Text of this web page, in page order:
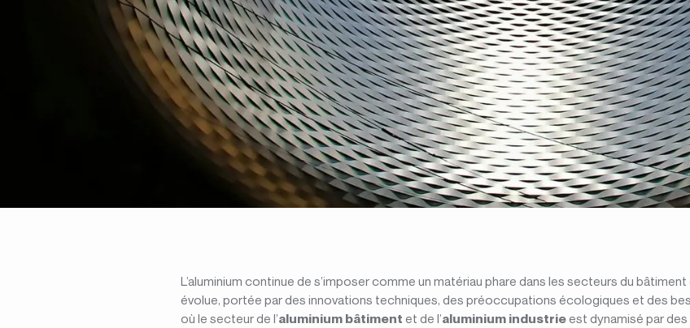
L’aluminium continue de s’imposer comme un matériau phare dans les secteurs du
évolue, portée par des innovations techniques, des préoccupations écologiques et des
où le secteur de l’aluminium bâtiment et de l’aluminium industrieest dynamisé par